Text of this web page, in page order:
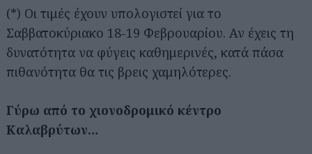
(*) Οι τιμές έχουν υπολογιστεί για το
Σαββατοκύριακο 18-19 Φεβρουαρίου. Αν έχεις τη
δυνατότητα να φύγεις καθημερινές, κατά πάσα
πιθανότητα θα τις βρεις χαμηλότερες.
Γύρω από το χιονοδρομικό κέντρο
Καλαβρύτων…